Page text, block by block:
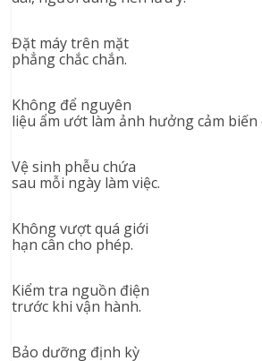
Đặt máy trên mặt
phẳng chắc chắn.
Không để nguyên
liệu ẩm ướt làm ảnh hưởng cảm biến
Vệ sinh phễu chứa
sau mỗi ngày làm việc.
Không vượt quá giới
hạn cân cho phép.
Kiểm tra nguồn điện
trước khi vận hành.
Bảo dưỡng định kỳ